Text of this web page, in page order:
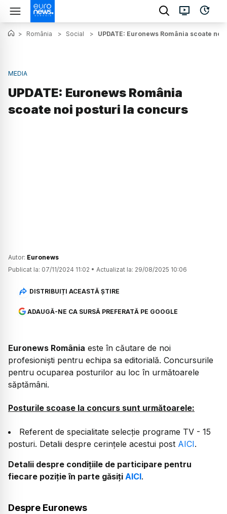
> România > Social > UPDATE: Euronews România scoate
MEDIA
UPDATE: Euronews România
scoate noi posturi la concurs
Autor: Euronews
Publicat la: 07/11/2024 11:02 • Actualizat la: 29/08/2025 10:06
DISTRIBUIȚI ACEASTĂ ȘTIRE
ADAUGĂ-NE CA SURSĂ PREFERATĂ PE GOOGLE
Euronews România este în căutare de noi
profesioniști pentru echipa sa editorială. Concursurile
pentru ocuparea posturilor au loc în următoarele
săptămâni.
Posturile scoase la concurs sunt următoarele:
Referent de specialitate selecție programe TV - 15
posturi. Detalii despre cerințele acestui post AICI.
Detalii despre condițiile de participare pentru
fiecare poziție în parte găsiți AICI.
Despre Euronews